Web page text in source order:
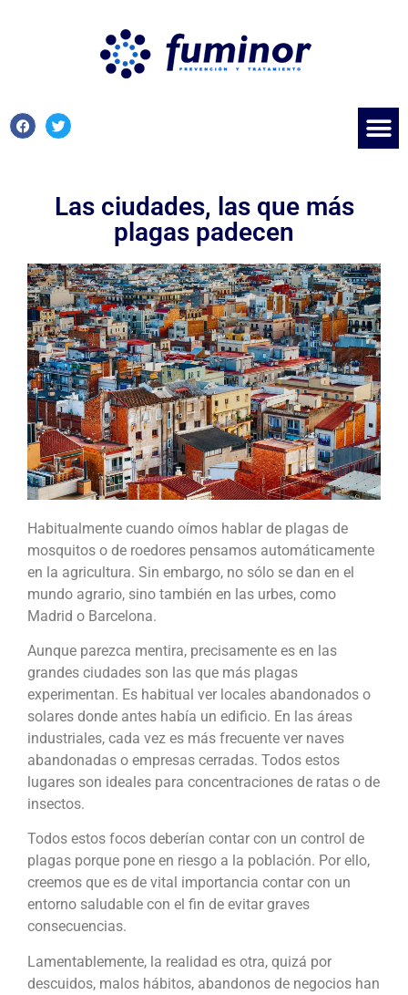
Las ciudades, las que más
plagas padecen
Habitualmente cuando oímos hablar de plagas de
mosquitos o de roedores pensamos automáticamente
en la agricultura. Sin embargo, no sólo se dan en el
mundo agrario, sino también en las urbes, como
Madrid o Barcelona.
Aunque parezca mentira, precisamente es en las
grandes ciudades son las que más plagas
experimentan. Es habitual ver locales abandonados o
solares donde antes había un edificio. En las áreas
industriales, cada vez es más frecuente ver naves
abandonadas o empresas cerradas. Todos estos
lugares son ideales para concentraciones de ratas o de
insectos.
Todos estos focos deberían contar con un control de
plagas porque pone en riesgo a la población. Por ello,
creemos que es de vital importancia contar con un
entorno saludable con el fin de evitar graves
consecuencias.
Lamentablemente, la realidad es otra, quizá por
descuidos, malos hábitos, abandonos de negocios han